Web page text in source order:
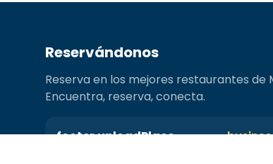
Reservándonos
Reserva en los mejores restaurantes de
Encuentra, reserva, conecta.
footer.uploadPlace